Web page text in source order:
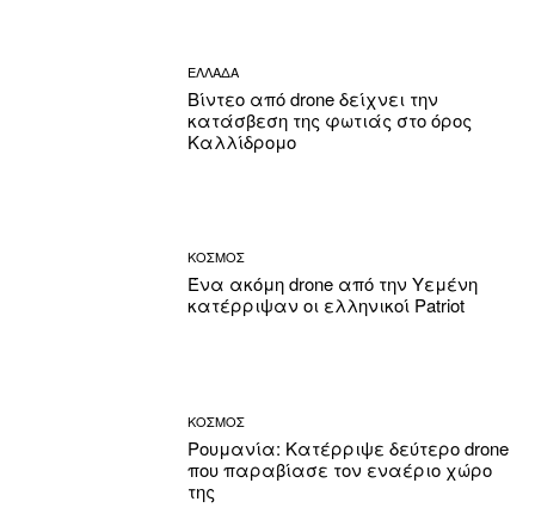
ΕΛΛΑΔΑ
Βίντεο από drone δείχνει την
κατάσβεση της φωτιάς στο όρος
Καλλίδρομο
ΚΟΣΜΟΣ
Ένα ακόμη drone από την Υεμένη
κατέρριψαν οι ελληνικοί Patriot
ΚΟΣΜΟΣ
Ρουμανία: Κατέρριψε δεύτερο drone
που παραβίασε τον εναέριο χώρο
της